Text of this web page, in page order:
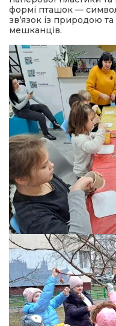
формі пташок —
зв’язок із природою та
мешканців.